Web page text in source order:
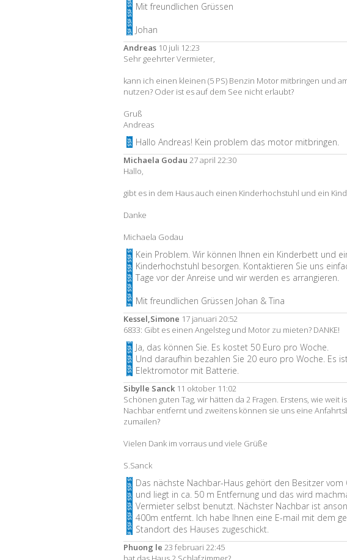
Mit freundlichen Grüssen
Johan
Andreas 10 juli 12:23
Sehr geehrter Vermieter,
kann ich einen kleinen (5 PS) Benzin Motor mitbringen und
nutzen? Oder ist es auf dem See nicht erlaubt?
Gruß
Andreas
Hallo Andreas! Kein problem das motor mitbringen.
Michaela Godau 27 april 22:30
Hallo,
gibt es in dem Haus auch einen Kinderhochstuhl und ein
Danke
Michaela Godau
Kein Problem. Wir können Ihnen ein Kinderbett und
Kinderhochstuhl besorgen. Kontaktieren Sie uns
Tage vor der Anreise und wir werden es arrangieren.
Mit freundlichen Grüssen Johan & Tina
Kessel,Simone 17 januari 20:52
6833: Gibt es einen Angelsteg und Motor zu mieten? DANKE!
Ja, das können Sie. Es kostet 50 Euro pro Woche.
Und daraufhin bezahlen Sie 20 euro pro Woche. Es
Elektromotor mit Batterie.
Sibylle Sanck 11 oktober 11:02
Schönen guten Tag, wir hätten da 2 Fragen. Erstens, wie weit
Nachbar entfernt und zweitens können sie uns eine
zumailen?
Vielen Dank im vorraus und viele Grüße
S.Sanck
Das nächste Nachbar-Haus gehört den Besitzer vom
und liegt in ca. 50 m Entfernung und das wird
Vermieter selbst benutzt. Nächster Nachbar ist
400m entfernt. Ich habe Ihnen eine E-mail mit dem
Standort des Hauses zugeschickt.
Phuong le 23 februari 22:45